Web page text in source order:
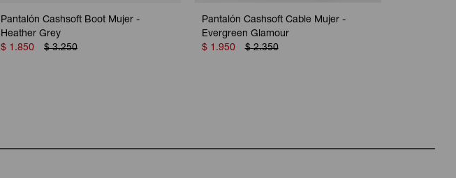
Pantalón Cashsoft Boot Mujer -
Heather Grey
$ 1.850 $ 3.250
Pantalón Cashsoft Cable Mujer -
Evergreen Glamour
$ 1.950 $ 2.350